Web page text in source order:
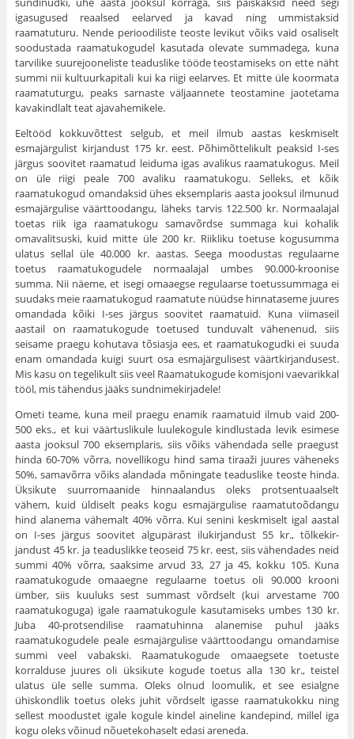
igasugused reaalsed eelarved ja kavad ning ummistak­sid
raamatuturu. Nende perioodiliste teoste levikut võiks vaid osaliselt
soodustada raamatukogudel kasutada olevate summadega, kuna
tarvilike suure­jooneliste teaduslike tööde teostamiseks on ette näht
summi nii kultuurkapi­tali kui ka riigi eelarves. Et mitte üle koormata
raamatuturgu, peaks sar­naste väljaannete teostamine jaotetama
kavakindlalt teat ajavahemikele.
Eeltööd kokkuvõttest selgub, et meil ilmub aastas keskmiselt
esmajär­gulist kirjandust 175 kr. eest. Põhimõttelikult peaksid I-ses
järgus soovitet raamatud leiduma igas avalikus raamatukogus. Meil
on üle riigi peale 700 avaliku raamatukogu. Selleks, et kõik
raamatukogud omandaksid ühes ek­semplaris aasta jooksul ilmunud
esmajärgulise väärttoodangu, läheks tarvis 122.500 kr. Normaalajal
toetas riik iga raamatukogu samavõrdse summaga kui kohalik
omavalitsuski, kuid mitte üle 200 kr. Riikliku toetuse kogu­summa
ulatus sellal üle 40.000 kr. aastas. Seega moodustas regulaarne
toetus raamatukogudele normaalajal umbes 90.000-kroonise
summa. Nii näeme, et isegi omaaegse regulaarse toetussummaga ei
suudaks meie raamatukogud raa­matute nüüdse hinnataseme juures
omandada kõiki I-ses järgus soovitet raa­matuid. Kuna viimaseil
aastail on raamatukogude toetused tunduvalt vähenenud, siis
seisame praegu kohutava tõsiasja ees, et raamatukogudki ei suuda
enam omandada kuigi suurt osa esmajärgulisest väärtkirjandusest.
Mis kasu on tegelikult siis veel Raamatukogude komisjoni vaevarikkal
tööl, mis tähen­dus jääks sundnimekirjadele!
Ometi teame, kuna meil praegu enamik raamatuid ilmub vaid 200-
500 eks., et kui väärtuslikule luulekogule kindlustada levik esimese
aasta jooksul 700 eksemplaris, siis võiks vähendada selle praegust
hinda 60-70% võrra, novellikogu hind sama tiraaži juures väheneks
50%, samavõrra võiks alan­dada mõningate teaduslike teoste hinda.
Üksikute suurromaanide hinnaalan­dus oleks protsentuaalselt
vähem, kuid üldiselt peaks kogu esmajärgulise raamatutoõdangu
hind alanema vähemalt 40% võrra. Kui senini keskmiselt igal aastal
on I-ses järgus soovitet algupärast ilukirjandust 55 kr., tõlkekir­
jandust 45 kr. ja teaduslikke teoseid 75 kr. eest, siis vähendades neid
summi 40% võrra, saaksime arvud 33, 27 ja 45, kokku 105. Kuna
raamatukogude omaaegne regulaarne toetus oli 90.000 krooni
ümber, siis kuuluks sest sum­mast võrdselt (kui arvestame 700
raamatukoguga) igale raamatukogule kasu­tamiseks umbes 130 kr.
Juba 40-protsendilise raamatuhinna alanemise puhul jääks
raamatukogudele peale esmajärgulise väärttoodangu omandamise
summi veel vabakski. Raamatukogude omaaegsete toetuste
korralduse juures oli ük­sikute kogude toetus alla 130 kr., teistel
ulatus üle selle summa. Oleks olnud loomulik, et see esialgne
ühiskondlik toetus oleks juhit võrdselt igasse raa­matukokku ning
sellest moodustet igale kogule kindel aineline kandepind, millel iga
kogu oleks võinud nõuetekohaselt edasi areneda.